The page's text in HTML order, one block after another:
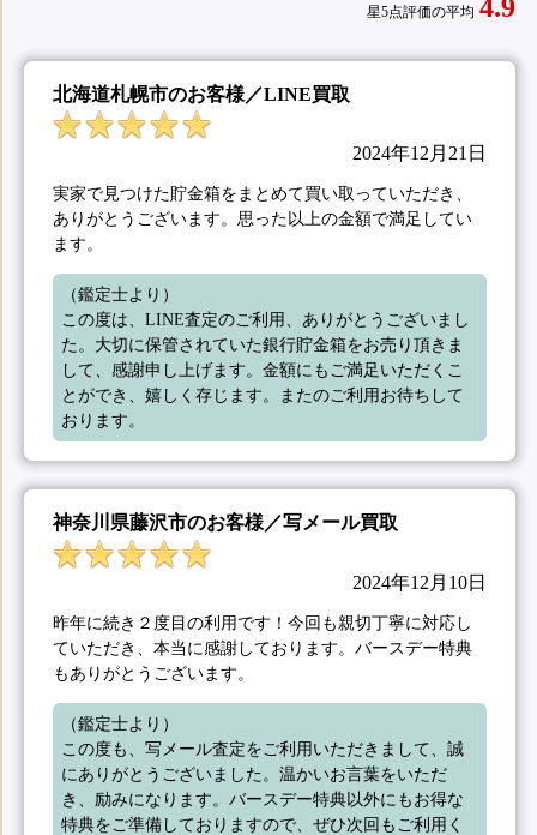
星5点評価の平均 4.9
北海道札幌市のお客様／LINE買取
2024年12月21日
実家で見つけた貯金箱をまとめて買い取っていただき、
ありがとうございます。思った以上の金額で満足してい
ます。
（鑑定士より）
この度は、LINE査定のご利用、ありがとうございまし
た。大切に保管されていた銀行貯金箱をお売り頂きま
して、感謝申し上げます。金額にもご満足いただくこ
とができ、嬉しく存じます。またのご利用お待ちして
おります。
神奈川県藤沢市のお客様／写メール買取
2024年12月10日
昨年に続き２度目の利用です！今回も親切丁寧に対応し
ていただき、本当に感謝しております。バースデー特典
もありがとうございます。
（鑑定士より）
この度も、写メール査定をご利用いただきまして、誠
にありがとうございました。温かいお言葉をいただ
き、励みになります。バースデー特典以外にもお得な
特典をご準備しておりますので、ぜひ次回もご利用く